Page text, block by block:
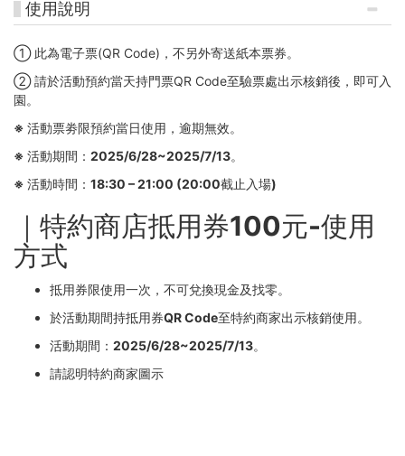
使用說明
① 此為電子票(QR Code)，不另外寄送紙本票券。
② 請於活動預約當天持門票QR Code至驗票處出示核銷後，即可入
園。
※ 活動票劵限預約當日使用，逾期無效。
※ 活動期間：2025/6/28~2025/7/13。
※ 活動時間：18:30 – 21:00 (20:00截止入場)
｜特約商店抵用券100元-使用
方式
抵用券限使用一次，不可兌換現金及找零。
於活動期間持抵用券QR Code至特約商家出示核銷使用。
活動期間：2025/6/28~2025/7/13。
請認明特約商家圖示